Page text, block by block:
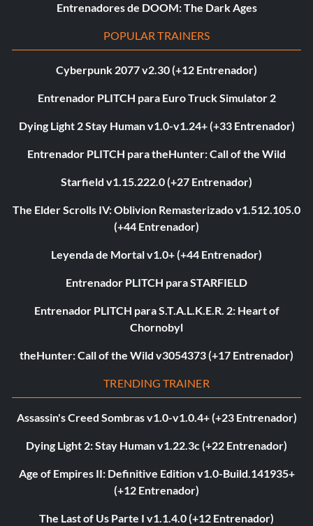
Entrenadores de DOOM: The Dark Ages
POPULAR TRAINERS
Cyberpunk 2077 v2.30 (+12 Entrenador)
Entrenador PLITCH para Euro Truck Simulator 2
Dying Light 2 Stay Human v1.0-v1.24+ (+33 Entrenador)
Entrenador PLITCH para theHunter: Call of the Wild
Starfield v1.15.222.0 (+27 Entrenador)
The Elder Scrolls IV: Oblivion Remasterizado v1.512.105.0
(+44 Entrenador)
Leyenda de Mortal v1.0+ (+44 Entrenador)
Entrenador PLITCH para STARFIELD
Entrenador PLITCH para S.T.A.L.K.E.R. 2: Heart of
Chornobyl
theHunter: Call of the Wild v3054373 (+17 Entrenador)
TRENDING TRAINER
Assassin's Creed Sombras v1.0-v1.0.4+ (+23 Entrenador)
Dying Light 2: Stay Human v1.22.3c (+22 Entrenador)
Age of Empires II: Definitive Edition v1.0-Build.141935+
(+12 Entrenador)
The Last of Us Parte I v1.1.4.0 (+12 Entrenador)